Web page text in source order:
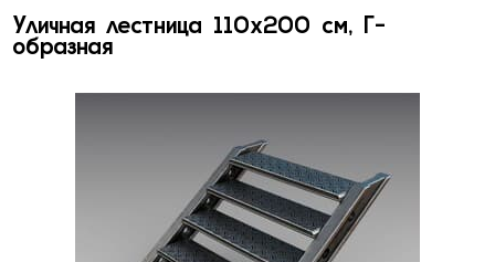
Уличная лестница 110х200 см, Г-
образная